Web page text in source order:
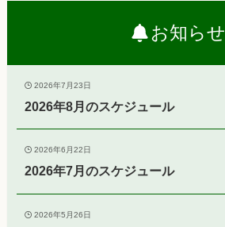
お知らせ
2026年7月23日
2026年8月のスケジュール
2026年6月22日
2026年7月のスケジュール
2026年5月26日